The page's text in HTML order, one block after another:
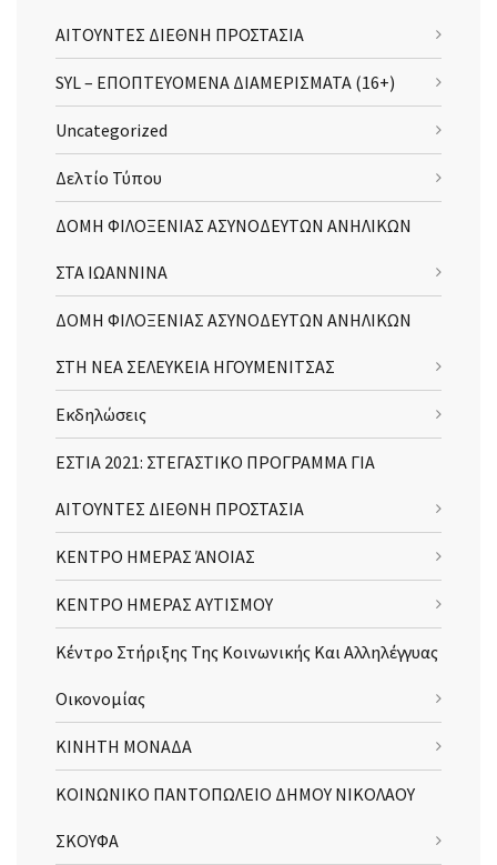
ΑΙΤΟΥΝΤΕΣ ΔΙΕΘΝΗ ΠΡΟΣΤΑΣΙΑ
SYL – ΕΠΟΠΤΕΥΟΜΕΝΑ ΔΙΑΜΕΡΙΣΜΑΤΑ (16+)
Uncategorized
Δελτίο Τύπου
ΔΟΜΗ ΦΙΛΟΞΕΝΙΑΣ ΑΣΥΝΟΔΕΥΤΩΝ ΑΝΗΛΙΚΩΝ
ΣΤΑ ΙΩΑΝΝΙΝΑ
ΔΟΜΗ ΦΙΛΟΞΕΝΙΑΣ ΑΣΥΝΟΔΕΥΤΩΝ ΑΝΗΛΙΚΩΝ
ΣΤΗ ΝΕΑ ΣΕΛΕΥΚΕΙΑ ΗΓΟΥΜΕΝΙΤΣΑΣ
Εκδηλώσεις
ΕΣΤΙΑ 2021: ΣΤΕΓΑΣΤΙΚΟ ΠΡΟΓΡΑΜΜΑ ΓΙΑ
ΑΙΤΟΥΝΤΕΣ ΔΙΕΘΝΗ ΠΡΟΣΤΑΣΙΑ
ΚΕΝΤΡΟ ΗΜΕΡΑΣ ΆΝΟΙΑΣ
ΚΕΝΤΡΟ ΗΜΕΡΑΣ ΑΥΤΙΣΜΟΥ
Κέντρο Στήριξης Της Κοινωνικής Και Αλληλέγγυας
Οικονομίας
ΚΙΝΗΤΗ ΜΟΝΑΔΑ
ΚΟΙΝΩΝΙΚΟ ΠΑΝΤΟΠΩΛΕΙΟ ΔΗΜΟΥ ΝΙΚΟΛΑΟΥ
ΣΚΟΥΦΑ